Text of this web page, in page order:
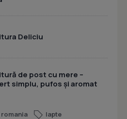
Deliciu
de post cu mere –
simplu, pufos și aromat
lapte